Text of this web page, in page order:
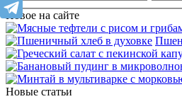
Новое на сайте
Новые статьи